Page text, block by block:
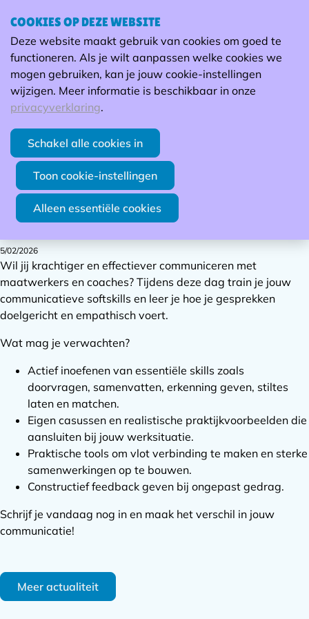
In de kijker: opleiding soft skills
voor medewerkers sociale dienst
Op 24/02 organiseren we een opleiding rond het
versterken van communicatieve soft skills, specifiek
voor medewerkers van de sociale dienst. Deze
opleiding staat open voor alle maatwerkbedrijven!
Waar? Bij Sjans Kringloopwinkel, in Geel
Kostprijs? 163 euro
5/02/2026
Wil jij krachtiger en effectiever communiceren met
maatwerkers en coaches? Tijdens deze dag train je jouw
communicatieve softskills en leer je hoe je gesprekken
doelgericht en empathisch voert.
Wat mag je verwachten?
Actief inoefenen van essentiële skills zoals
doorvragen, samenvatten, erkenning geven, stiltes
laten en matchen.
Eigen casussen en realistische praktijkvoorbeelden die
aansluiten bij jouw werksituatie.
Praktische tools om vlot verbinding te maken en sterke
samenwerkingen op te bouwen.
Constructief feedback geven bij ongepast gedrag.
Schrijf je vandaag nog in en maak het verschil in jouw
communicatie!
Meer actualiteit
COOKIES OP DEZE WEBSITE
Deze website maakt gebruik van cookies om goed te
functioneren. Als je wilt aanpassen welke cookies we
mogen gebruiken, kan je jouw cookie-instellingen
wijzigen. Meer informatie is beschikbaar in onze
privacyverklaring.
Schakel alle cookies in
Toon cookie-instellingen
Alleen essentiële cookies